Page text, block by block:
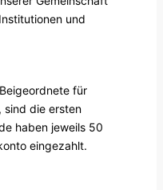
und
für
sind die ersten
haben jeweils 50
eingezahlt.